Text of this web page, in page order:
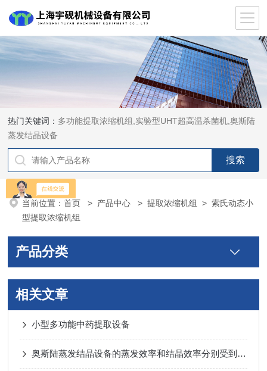
热门关键词： 多功能提取浓缩机组,实验型UHT超高温杀菌机,奥斯陆
蒸发结晶设备
当前位置：首页 > 产品中心 >提取浓缩机组 >索氏动态小
型提取浓缩机组
产品分类
相关文章
小型多功能中药提取设备
奥斯陆蒸发结晶设备的蒸发效率和结晶效率分别受到哪些因素的影响？